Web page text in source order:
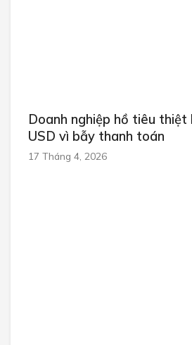
Doanh nghiệp hồ tiêu thiệt
USD vì bẫy thanh toán
17 Tháng 4, 2026